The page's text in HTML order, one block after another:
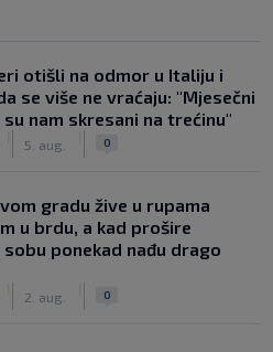
otišli na odmor u Italiju i
se više ne vraćaju: "Mjesečni
nam skresani na trećinu"
5. aug. 0
gradu žive u rupama
u brdu, a kad prošire
sobu ponekad nađu drago
2. aug. 0